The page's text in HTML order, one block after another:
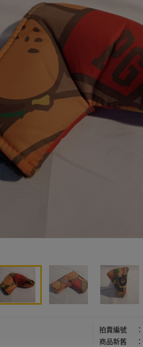
拍賣編號 ：
商品新舊
：